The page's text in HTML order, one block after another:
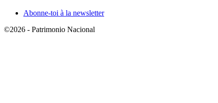
Abonne-toi à la newsletter
©2026 - Patrimonio Nacional